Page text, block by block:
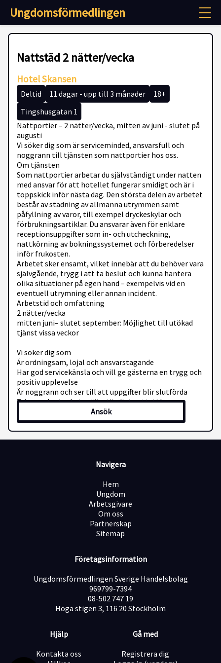
Ungdomsförmedlingen
Nattstäd 2 nätter/vecka
Hotel Skansen
Deltid 11 dagar - upp till 3 månader
18+
Tingshusgatan 1
Nattportier – 2 nätter/vecka, mitten av juni - slutet på
augusti
Vi söker dig som är serviceminded, ansvarsfull och
noggrann till tjänsten som nattportier hos oss.
Om tjänsten
Som nattportier arbetar du självständigt under natten
med ansvar för att hotellet fungerar smidigt och är i
toppskick inför nästa dag. Den största delen av arbetet
består av städning av allmänna utrymmen samt
påfyllning av varor, till exempel dryckeskylar och
förbrukningsartiklar. Du ansvarar även för enklare
receptionsuppgifter som in- och utcheckning,
nattkörning av bokningssystemet och förberedelser
inför frukosten.
Arbetet sker ensamt, vilket innebär att du behöver vara
självgående, trygg i att ta beslut och kunna hantera
olika situationer på egen hand – exempelvis vid en
eventuell utrymning eller annan incident.
Arbetstid och omfattning
2 nätter/vecka
mitten juni– slutet september: Möjlighet till utökad
tjänst vissa veckor
Vi söker dig som
Är ordningsam, lojal och ansvarstagande
Har god servicekänsla och vill ge gästerna en trygg och
positiv upplevelse
Är noggrann och ser till att uppgifter blir slutförda
Trivs med att arbeta självständigt nattetid
Har god kommunikationsförmåga på svenska och
engelska
?
nattarbete är meriterande men inte ett krav – vi lägger
stor vikt vid personlighet och ansvarskänsla.
Vi är medlemmar i Visita och följer deras kollektivavtal
Intervjuer sker löpande och tjänsten kan komma att
tillsättas innan sista ansökningsdag.
Ansök
Navigera
Hem
Ungdom
Arbetsgivare
Om oss
Partnerskap
Sitemap
Företagsinformation
Ungdomsförmedlingen Sverige Handelsbolag
969799-7394
08-502 747 19
Höga stigen 3, 116 20 Stockholm
Hjälp
Kontakta oss
Gå med
Registrera dig